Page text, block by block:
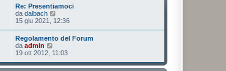
Re: Presentiamoci
da dalbach
e
u
l
t
i
15 giu 2021, 12:36
Regolamento del Forum
da admin
e
i
19 ott 2012, 11:03